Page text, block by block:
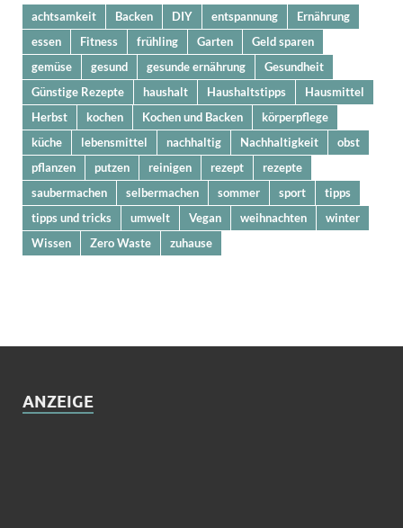
achtsamkeit Backen DIY entspannung
Ernährung
essen
Fitness frühling Garten
Geld sparen
gemüse
gesund gesunde ernährung
Gesundheit
Günstige Rezepte
haushalt Haushaltstipps
Hausmittel
Herbst
kochen Kochen und Backen
körperpflege
küche
lebensmittel nachhaltig Nachhaltigkeit
obst
pflanzen
putzen reinigen rezept
rezepte
saubermachen
selbermachen sommer sport
tipps
tipps und tricks
umwelt Vegan weihnachten
winter
Wissen
Zero Waste zuhause
ANZEIGE